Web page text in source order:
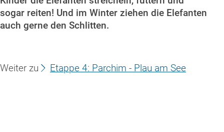
sogar reiten! Und im Winter ziehen die Elefanten
auch gerne den Schlitten.
Weiter zu Etappe 4: Parchim - Plau am See